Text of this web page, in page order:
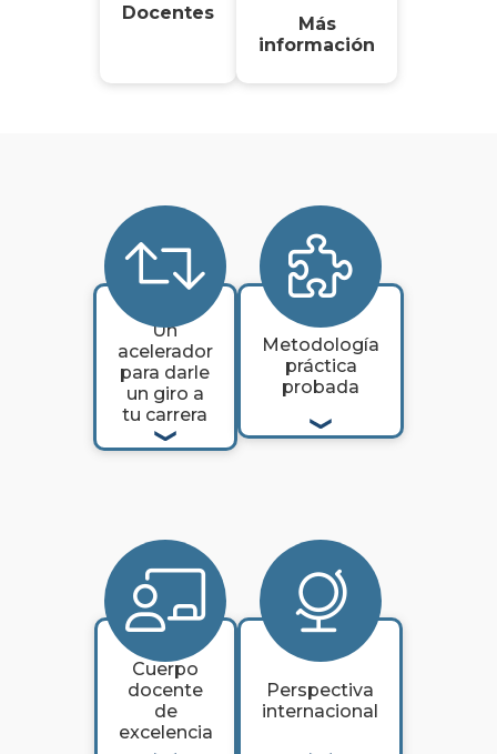
Docentes
Más
información
Un
acelerador
para darle
un giro a
tu carrera
Metodología
práctica
probada
Cuerpo
docente
de
excelencia
Perspectiva
internacional